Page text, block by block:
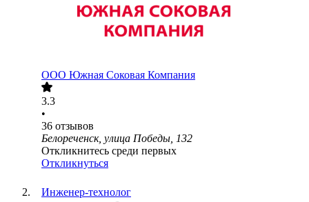
ООО Южная Соковая Компания
3.3
•
36 отзывов
Белореченск, улица Победы, 132
Откликнитесь среди первых
Откликнуться
Инженер-технолог